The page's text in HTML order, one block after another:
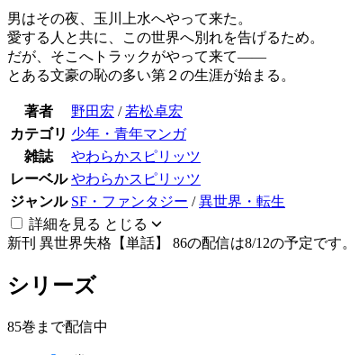
男はその夜、玉川上水へやって来た。
愛する人と共に、この世界へ別れを告げるため。
だが、そこへトラックがやって来て――
とある文豪の恥の多い第２の生涯が始まる。
著者 野田宏 / 若松卓宏
カテゴリ 少年・青年マンガ
雑誌
やわらかスピリッツ
レーベル やわらかスピリッツ
ジャンル SF・ファンタジー /異世界・転生
詳細を見る とじる
新刊 異世界失格【単話】 86の配信は8/12の予定です。
シリーズ
85巻まで配信中